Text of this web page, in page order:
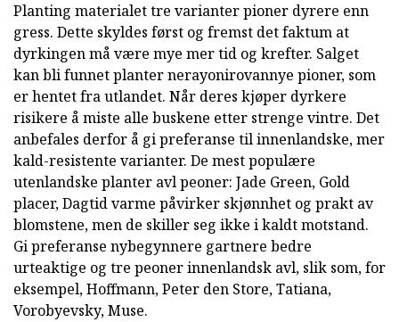
Planting materialet tre varianter pioner dyrere enn
gress. Dette skyldes først og fremst det faktum at
dyrkingen må være mye mer tid og krefter. Salget
kan bli funnet planter nerayonirovannye pioner, som
er hentet fra utlandet. Når deres kjøper dyrkere
risikere å miste alle buskene etter strenge vintre. Det
anbefales derfor å gi preferanse til innenlandske, mer
kald-resistente varianter. De mest populære
utenlandske planter avl peoner: Jade Green, Gold
placer, Dagtid varme påvirker skjønnhet og prakt av
blomstene, men de skiller seg ikke i kaldt motstand.
Gi preferanse nybegynnere gartnere bedre
urteaktige og tre peoner innenlandsk avl, slik som, for
eksempel, Hoffmann, Peter den Store, Tatiana,
Vorobyevsky, Muse.